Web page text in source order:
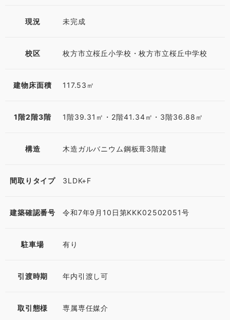
現況 未完成
校区 枚方市立桜丘小学校・枚方市立桜丘中学校
建物床面積 117.53㎡
1階2階3階 1階39.31㎡・2階41.34㎡・3階36.88㎡
構造 木造ガルバニウム鋼板葺3階建
間取りタイプ 3LDK+F
建築確認番号 令和7年9月10日第KKK02502051号
駐車場 有り
引渡時期 年内引渡し可
取引態様 専属専任媒介